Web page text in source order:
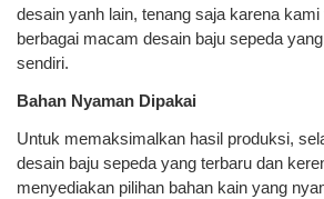
desain yanh lain, tenang saja karena
berbagai macam desain baju sepeda
sendiri.
Bahan Nyaman Dipakai
Untuk memaksimalkan hasil produksi,
desain baju sepeda yang terbaru dan
menyediakan pilihan bahan kain yang